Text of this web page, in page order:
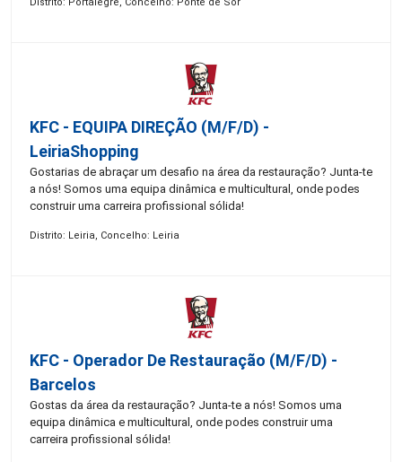
KFC - EQUIPA DIREÇÃO (m/f/d) -
LeiriaShopping
Gostarias de abraçar um desafio na área da restauração? Junta-te
a nós! Somos uma equipa dinâmica e multicultural, onde podes
construir uma carreira profissional sólida!
Distrito: Leiria, Concelho: Leiria
KFC - Operador De Restauração (m/f/d) -
Barcelos
Gostas da área da restauração? Junta-te a nós! Somos uma
equipa dinâmica e multicultural, onde podes construir uma
carreira profissional sólida!